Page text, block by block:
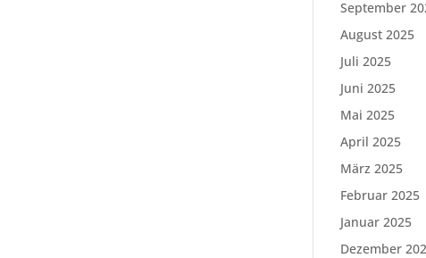
September
August 2025
Juli 2025
Juni 2025
Mai 2025
April 2025
März 2025
Februar 2025
Januar 2025
Dezember